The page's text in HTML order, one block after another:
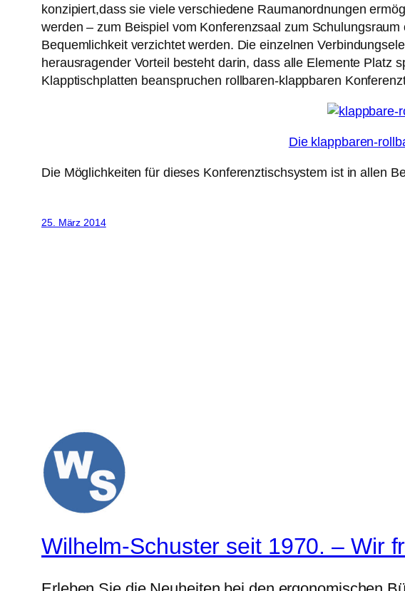
konzipiert,dass sie viele verschiedene Raumanordnungen
werden – zum Beispiel vom Konferenzsaal zum
Bequemlichkeit verzichtet werden. Die einzelnen
herausragender Vorteil besteht darin, dass alle Elemente Platz
Klapptischplatten beanspruchen rollbaren-klappbaren
Die klappbaren-
Die Möglichkeiten für dieses Konferenztischsystem ist in allen
25. März 2014
Wilhelm-Schuster seit 1970. – Wir